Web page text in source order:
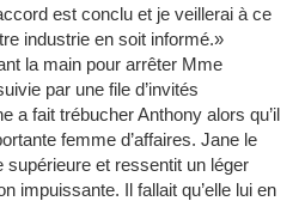
est conclu et je veillerai à ce
industrie en soit informé.»
la main pour arrêter Mme
par une file d’invités
a fait trébucher Anthony alors qu’il
femme d’affaires. Jane le
et ressentit un léger
impuissante. Il fallait qu’elle lui en